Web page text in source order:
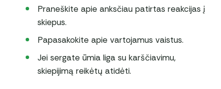
Praneškite apie anksčiau patirtas reakcijas į
skiepus.
Papasakokite apie vartojamus vaistus.
Jei sergate ūmia liga su karščiavimu,
skiepijimą reikėtų atidėti.